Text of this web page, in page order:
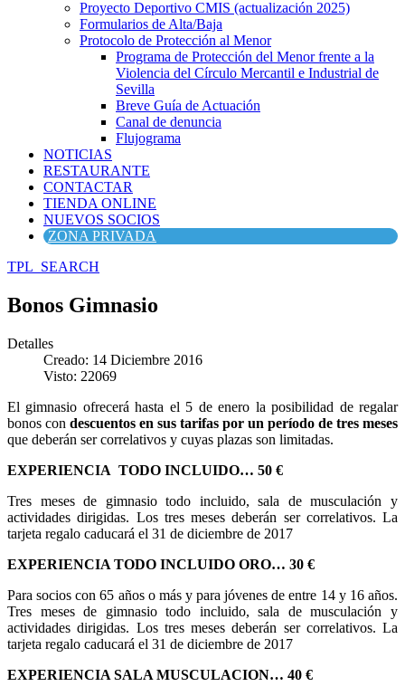
Proyecto Deportivo CMIS (actualización 2025)
Formularios de Alta/Baja
Protocolo de Protección al Menor
Programa de Protección del Menor frente a la
Violencia del Círculo Mercantil e Industrial de
Sevilla
Breve Guía de Actuación
Canal de denuncia
Flujograma
NOTICIAS
RESTAURANTE
CONTACTAR
TIENDA ONLINE
NUEVOS SOCIOS
ZONA PRIVADA
TPL_SEARCH
Bonos Gimnasio
Detalles
Creado: 14 Diciembre 2016
Visto: 22069
El gimnasio ofrecerá hasta el 5 de enero la posibilidad de regalar
bonos con descuentos en sus tarifas por un período de tres meses
que deberán ser correlativos y cuyas plazas son limitadas.
EXPERIENCIA TODO INCLUIDO… 50 €
Tres meses de gimnasio todo incluido, sala de musculación y
actividades dirigidas. Los tres meses deberán ser correlativos. La
tarjeta regalo caducará el 31 de diciembre de 2017
EXPERIENCIA TODO INCLUIDO ORO… 30 €
Para socios con 65 años o más y para jóvenes de entre 14 y 16 años.
Tres meses de gimnasio todo incluido, sala de musculación y
actividades dirigidas. Los tres meses deberán ser correlativos. La
tarjeta regalo caducará el 31 de diciembre de 2017
EXPERIENCIA SALA MUSCULACION… 40 €